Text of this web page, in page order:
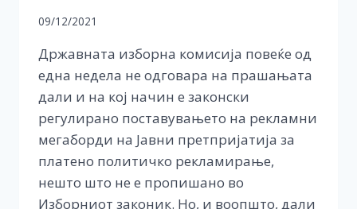
09/12/2021
Државната изборна комисија повеќе од
една недела не одговара на прашањата
дали и на кој начин е законски
регулирано поставувањето на рекламни
мегаборди на Јавни претпријатија за
платено политичко рекламирање,
нешто што не е пропишано во
Изборниот законик. Но, и воопшто, дали